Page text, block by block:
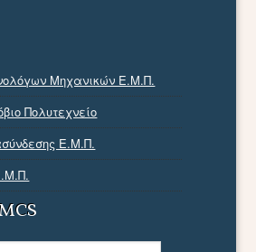
Μηχανικών Ε.Μ.Π.
Πολυτεχνείο
Ε.Μ.Π.